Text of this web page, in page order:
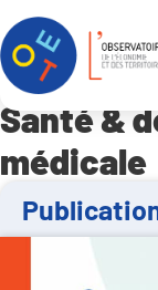
Accueil
Publications
Santé &
médicale